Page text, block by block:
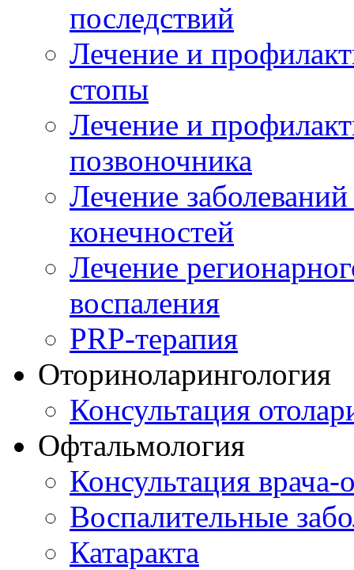
последствий
Лечение и
стопы
Лечение и
позвоночника
Лечение
конечностей
Лечение
воспаления
PRP-терапия
Оториноларингология
Консультация
Офтальмология
Консультация врача-
Воспалительные
Катаракта